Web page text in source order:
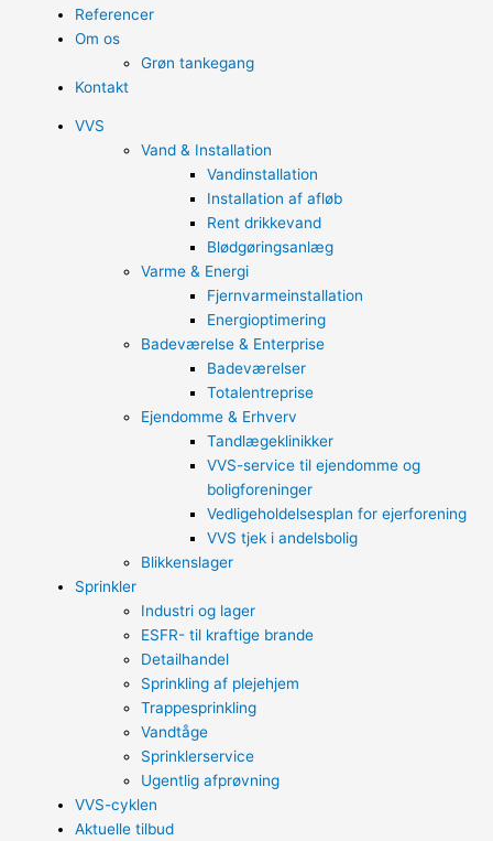
Referencer
Om os
Grøn tankegang
Kontakt
VVS
Vand & Installation
Vandinstallation
Installation af afløb
Rent drikkevand
Blødgøringsanlæg
Varme & Energi
Fjernvarmeinstallation
Energioptimering
Badeværelse & Enterprise
Badeværelser
Totalentreprise
Ejendomme & Erhverv
Tandlægeklinikker
VVS-service til ejendomme og
boligforeninger
Vedligeholdelsesplan for ejerforening
VVS tjek i andelsbolig
Blikkenslager
Sprinkler
Industri og lager
ESFR- til kraftige brande
Detailhandel
Sprinkling af plejehjem
Trappesprinkling
Vandtåge
Sprinklerservice
Ugentlig afprøvning
VVS-cyklen
Aktuelle tilbud